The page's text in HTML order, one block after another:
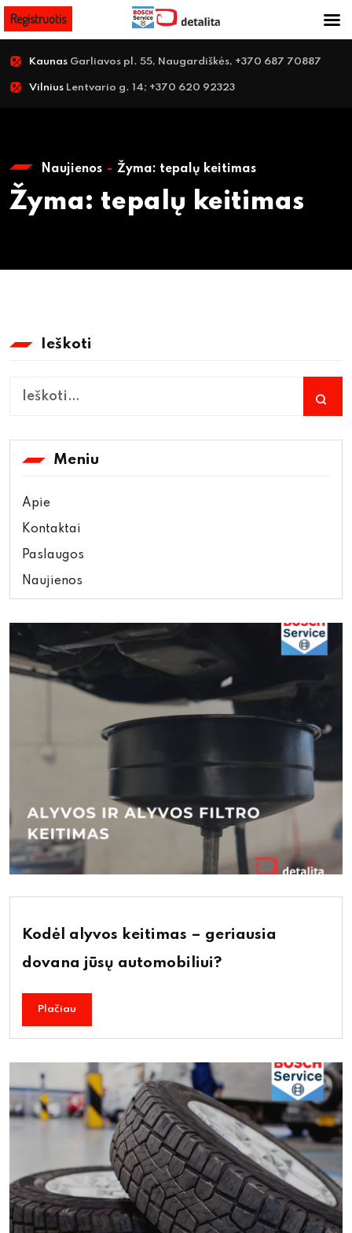
Kaunas Garliavos pl. 55, Naugardiškės, +370 687 70887
Vilnius Lentvario g. 14; +370 620 92323
Naujienos Žyma: tepalų keitimas
Žyma: tepalų keitimas
Ieškoti
Meniu
Apie
Kontaktai
Paslaugos
Naujienos
Kodėl alyvos keitimas – geriausia
dovana jūsų automobiliui?
Plačiau
Registruotis